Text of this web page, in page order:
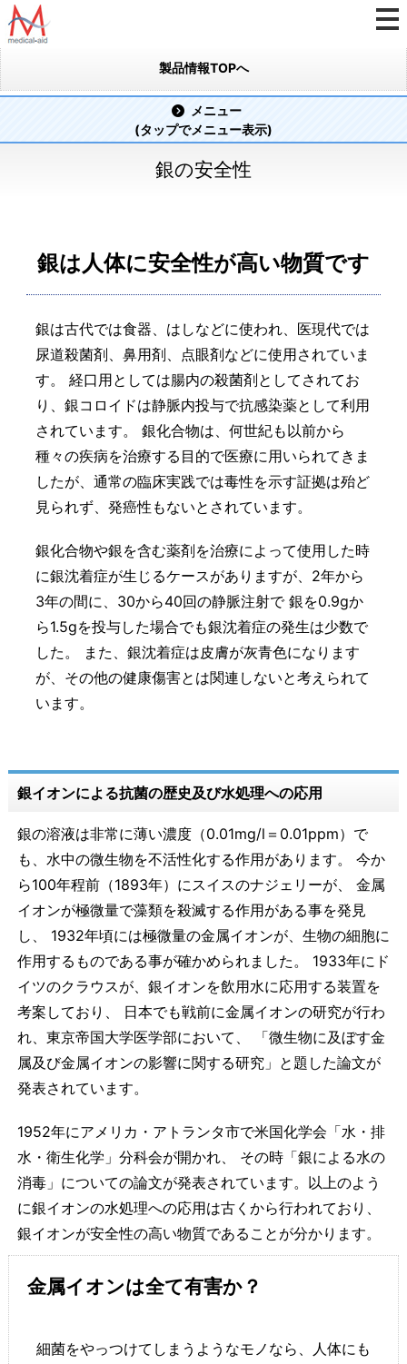
製品情報TOPへ
メニュー
(タップでメニュー表示)
銀の安全性
銀は人体に安全性が高い物質です
銀は古代では食器、はしなどに使われ、医現代では
尿道殺菌剤、鼻用剤、点眼剤などに使用されていま
す。 経口用としては腸内の殺菌剤としてされてお
り、銀コロイドは静脈内投与で抗感染薬として利用
されています。 銀化合物は、何世紀も以前から
種々の疾病を治療する目的で医療に用いられてきま
したが、通常の臨床実践では毒性を示す証拠は殆ど
見られず、発癌性もないとされています。
銀化合物や銀を含む薬剤を治療によって使用した時
に銀沈着症が生じるケースがありますが、2年から
3年の間に、30から40回の静脈注射で 銀を0.9gか
ら1.5gを投与した場合でも銀沈着症の発生は少数で
した。 また、銀沈着症は皮膚が灰青色になります
が、その他の健康傷害とは関連しないと考えられて
います。
銀イオンによる抗菌の歴史及び水処理への応用
銀の溶液は非常に薄い濃度（0.01mg/l＝0.01ppm）で
も、水中の微生物を不活性化する作用があります。 今か
ら100年程前（1893年）にスイスのナジェリーが、 金属
イオンが極微量で藻類を殺滅する作用がある事を発見
し、 1932年頃には極微量の金属イオンが、生物の細胞に
作用するものである事が確かめられました。 1933年にド
イツのクラウスが、銀イオンを飲用水に応用する装置を
考案しており、 日本でも戦前に金属イオンの研究が行わ
れ、東京帝国大学医学部において、 「微生物に及ぼす金
属及び金属イオンの影響に関する研究」と題した論文が
発表されています。
1952年にアメリカ・アトランタ市で米国化学会「水・排
水・衛生化学」分科会が開かれ、 その時「銀による水の
消毒」についての論文が発表されています。以上のよう
に銀イオンの水処理への応用は古くから行われており、
銀イオンが安全性の高い物質であることが分かります。
金属イオンは全て有害か？
細菌をやっつけてしまうようなモノなら、人体にも